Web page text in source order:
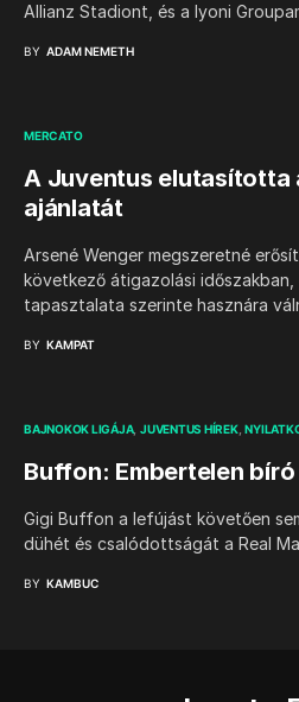
Allianz Stadiont, és a lyoni
BY ADAM NEMETH
MERCATO
A Juventus elutasította
ajánlatát
Arsené Wenger megszeretné
következő átigazolási időszakban,
tapasztalata szerinte hasznára
BY KAMPAT
BAJNOKOK LIGÁJA JUVENTUS HÍREK
Buffon: Embertelen bíró
Gigi Buffon a lefújást követően
dühét és csalódottságát a Real
BY KAMBUC